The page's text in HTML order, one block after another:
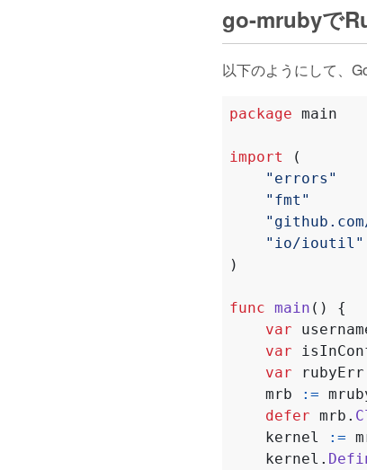
go-mrubyで
以下のようにして、
package main
import
(
"errors"
"fmt"
"io/ioutil"
)
func main ()
{
var
var
var
rubyErr
mrb
:=
defer mrb .
kernel
:=
kernel .